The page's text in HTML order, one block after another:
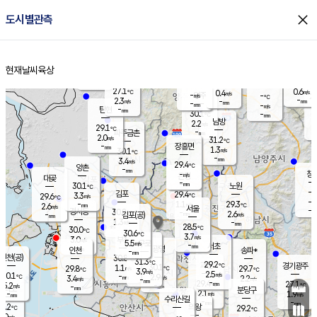
도시별관측 close
홈
현재날씨 육상
의도
℃
양주
30.1℃
2.2
-mm
과천
29.4℃
2.1m/s
- mm
경기광주
27.1℃
1.9m/s
-mm
경서동
30.0℃
3.0m/s
-mm
파주금촌
30.1℃
3.4m/s
-mm
-℃
-m/s
-mm
대곶
29.6℃
2.6m/s
-mm
창
-
-m/
-
탄현
29.1℃
2.0m/s
-mm
0.6m/s
-mm
의왕
김포
30.8℃
1.3 m/s
mm
광명
30.1
℃
2.9 m/s
-mm
부천
30.8℃
1.1 m/s
-mm
양촌
30.1℃
3.3m/s
-mm
구로
31.3℃
3.9m/s
-mm
은평
29.4℃
m/s
- mm
노원
29.3℃
2.6m/s
-mm
송파*
29.7℃
2.2m/s
-mm
서초
29.2℃
2.5m/s
-mm
남방
31.2℃
1.3m/s
-mm
수리산길
분당구
29.2℃
장흥면
29.4℃
-m/s
-mm
-m/s
-mm
인천(공)
30.1℃
5.2m/s
-mm
김포(공)
30.6℃
5.5m/s
-mm
인천
29.8℃
3.4m/s
-mm
서울
28.5℃
3.7m/s
-mm
27.1℃
2.3m/s
-mm
0.4m/s
-mm